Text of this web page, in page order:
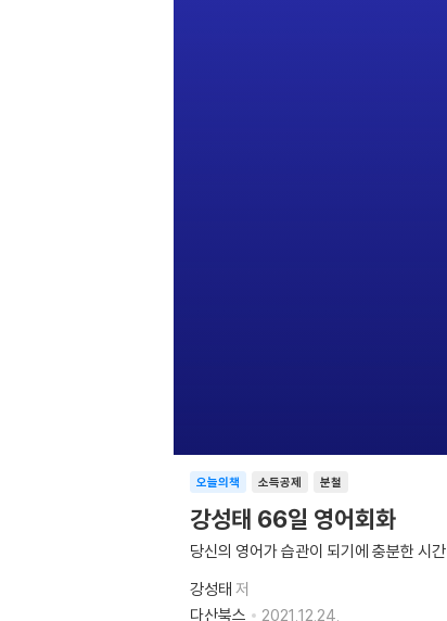
소득공제 분철
오늘의책
강성태 66일 영어회화
당신의 영어가 습관이 되기에 충분한 시간
강성태 저
다산북스
2021.12.24.